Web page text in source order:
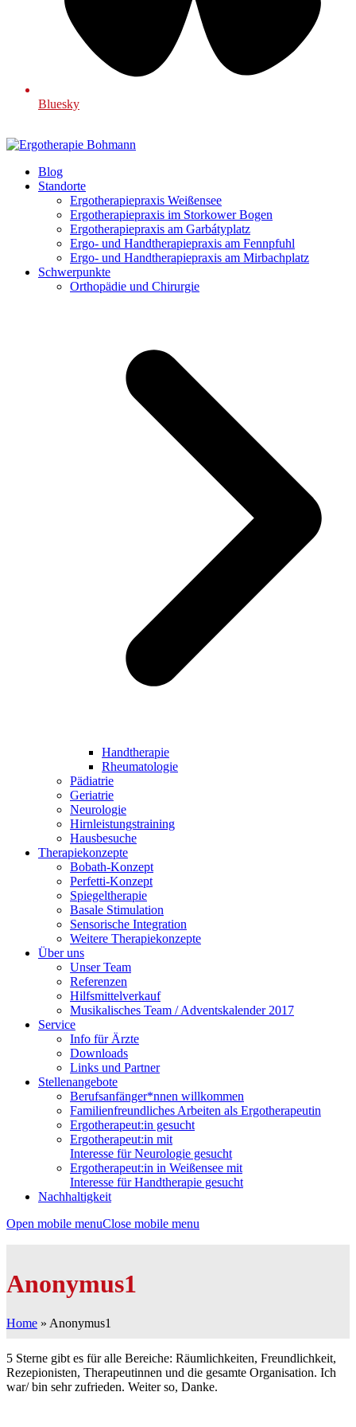
Bluesky
Blog
Standorte
Ergotherapiepraxis Weißensee
Ergotherapiepraxis im Storkower Bogen
Ergotherapiepraxis am Garbátyplatz
Ergo- und Handtherapiepraxis am Fennpfuhl
Ergo- und Handtherapiepraxis am Mirbachplatz
Schwerpunkte
Orthopädie und Chirurgie
Handtherapie
Rheumatologie
Pädiatrie
Geriatrie
Neurologie
Hirnleistungstraining
Hausbesuche
Therapiekonzepte
Bobath-Konzept
Perfetti-Konzept
Spiegeltherapie
Basale Stimulation
Sensorische Integration
Weitere Therapiekonzepte
Über uns
Unser Team
Referenzen
Hilfsmittelverkauf
Musikalisches Team / Adventskalender 2017
Service
Info für Ärzte
Downloads
Links und Partner
Stellenangebote
Berufsanfänger*nnen willkommen
Familienfreundliches Arbeiten als Ergotherapeutin
Ergotherapeut:in gesucht
Ergotherapeut:in mit
Interesse für Neurologie gesucht
Ergotherapeut:in in Weißensee mit
Interesse für Handtherapie gesucht
Nachhaltigkeit
Open mobile menuClose mobile menu
Anonymus1
Home » Anonymus1
5 Sterne gibt es für alle Bereiche: Räumlichkeiten, Freundlichkeit,
Rezepionisten, Therapeutinnen und die gesamte Organisation. Ich
war/ bin sehr zufrieden. Weiter so, Danke.